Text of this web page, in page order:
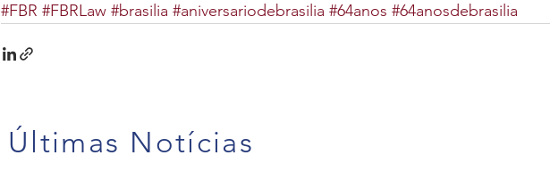
#FBR #FBRLaw #brasilia #aniversariodebrasilia #64anos #64anosdebrasilia
Últimas Notícias